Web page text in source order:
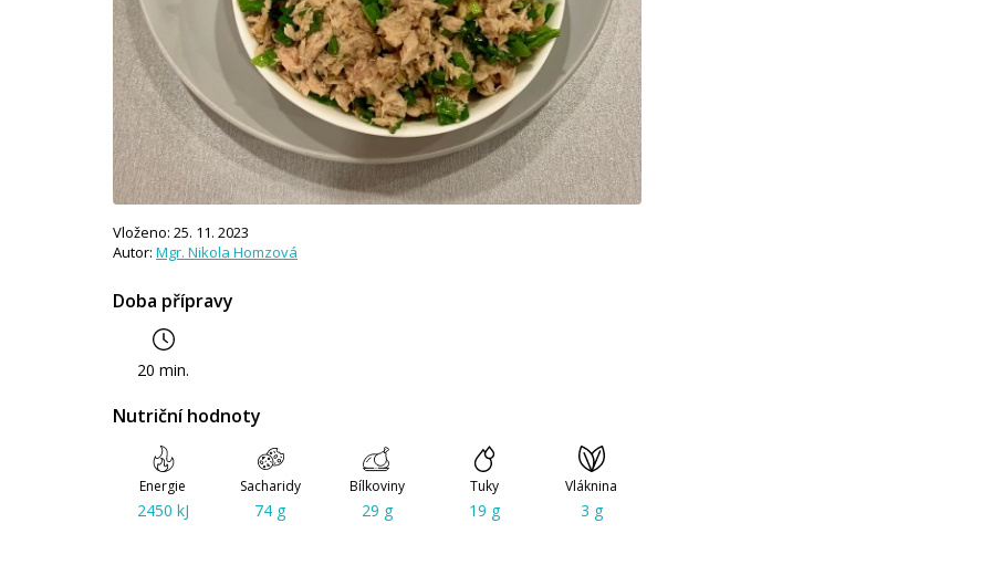
Doba přípravy
20 min.
Vloženo: 25. 11. 2023
Autor: Mgr. Nikola Homzová
Nutriční hodnoty
Energie
2450 kJ
Sacharidy
74 g
Bílkoviny
29 g
Tuky
19 g
Vláknina
3 g